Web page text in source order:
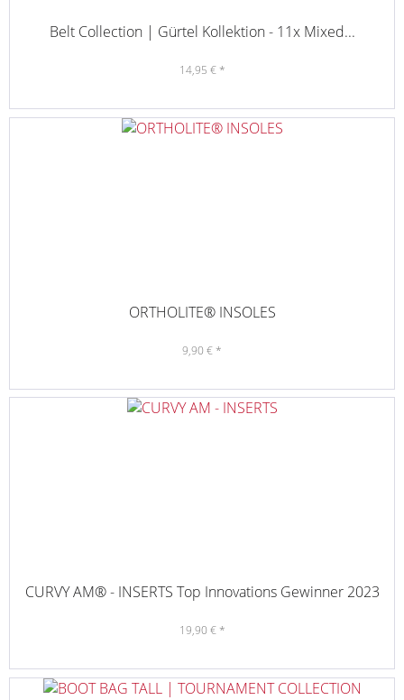
Belt Collection | Gürtel Kollektion - 11x Mixed...
14,95 € *
ORTHOLITE® INSOLES
9,90 € *
CURVY AM® - INSERTS Top Innovations Gewinner 2023
19,90 € *